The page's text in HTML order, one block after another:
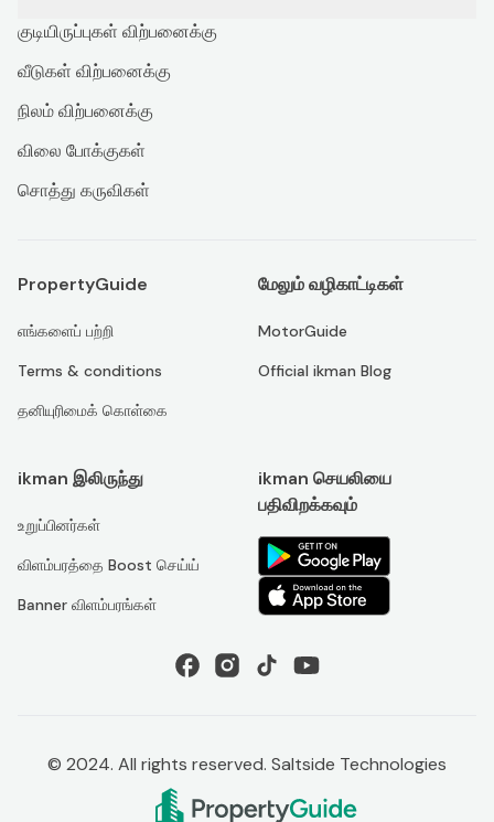
குடியிருப்புகள் விற்பனைக்கு
வீடுகள் விற்பனைக்கு
நிலம் விற்பனைக்கு
விலை போக்குகள்
சொத்து கருவிகள்
PropertyGuide
எங்களைப் பற்றி
Terms & conditions
தனியுரிமைக் கொள்கை
மேலும் வழிகாட்டிகள்
MotorGuide
Official ikman Blog
ikman இலிருந்து
உறுப்பினர்கள்
விளம்பரத்தை Boost செய்ய்
Banner விளம்பரங்கள்
ikman செயலியை
பதிவிறக்கவும்
© 2024. All rights reserved. Saltside Technologies